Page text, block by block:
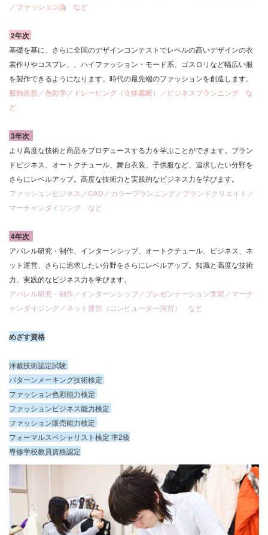
／ファッション論 など
2年次
基礎を基に、さらに全国のデザインコンテストでレベルの高いデザインの衣
裳作りやコスプレ、
、ハイファッション・モード系、 ゴスロリなど幅広い服
を製作できるようになります。時代の最先端のファッションを創造します。
服飾造形／色彩学／ドレーピング（立体裁断）／ビジネスプランニング な
ど
3年次
より高度な技術と商品をプロデュースする力を学ぶことができます。ブラン
ドビジネス、オートクチュール、舞台衣装、子供服など、追求したい分野を
さらにレベルアップ。高度な技術力と実践的なビジネス力を学びます。
ファッションビジネス／CAD／カラープランニング／ブランドクリエイト／
マーチャンダイジング など
4年次
アパレル研究・制作、インターンシップ、オートクチュール、ビジネス、ネ
ット運営、さらに追求したい分野をさらにレベルアップ。知識と高度な技術
力、実践的なビジネス力を学びます。
アパレル研究・制作／インターンシップ／プレゼンテーション実習／マーチ
ャンダイジング／ネット運営（コンピューター演習） など
めざす資格
洋裁技術認定試験
パターンメーキング技術検定
ファッション色彩能力検定
ファッションビジネス能力検定
ファッション販売能力検定
フォーマルスペシャリスト検定 準2級
専修学校教員資格認定